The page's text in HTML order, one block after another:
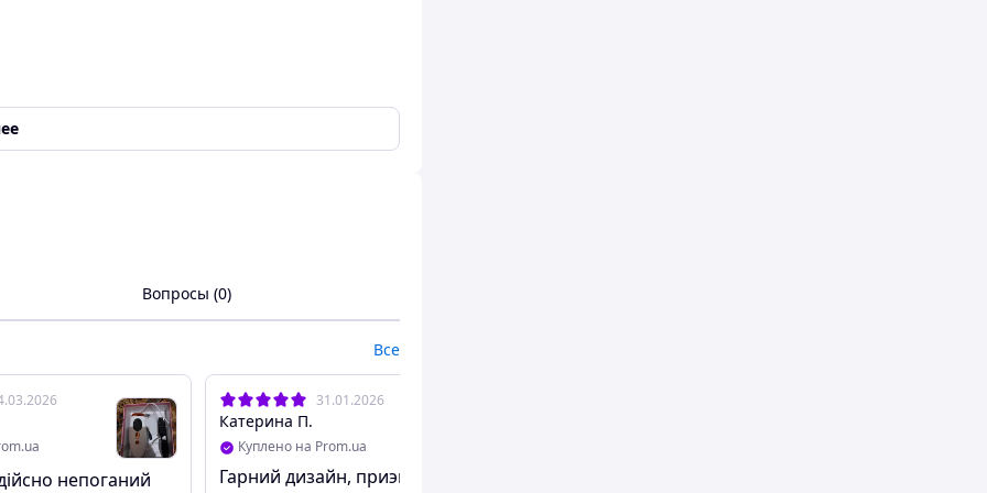
Вопросы (0)
Все
непоганий
31.01.2026
Катерина П.
Куплено на Prom.ua
Гарний дизайн, приэмна ціна